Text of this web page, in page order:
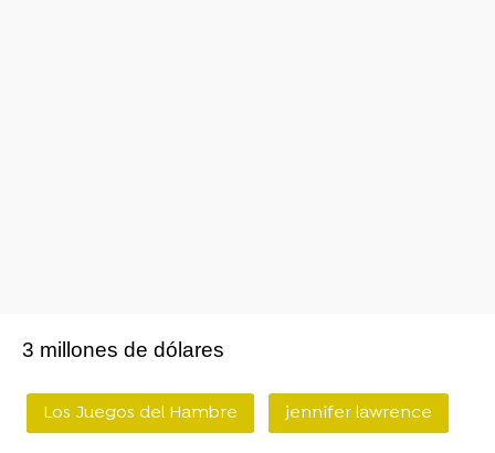
3 millones de dólares
Los Juegos del Hambre jennifer lawrence